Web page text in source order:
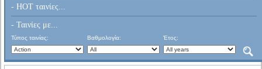
- HOT ταινίες...
- Ταινίες με...
Τύπος ταινίας: Βαθμολογία: Έτος: